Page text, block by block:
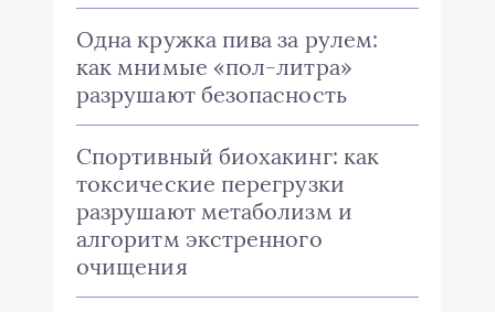
Одна кружка пива за рулем:
как мнимые «пол-литра»
разрушают безопасность
Спортивный биохакинг: как
токсические перегрузки
разрушают метаболизм и
алгоритм экстренного
очищения